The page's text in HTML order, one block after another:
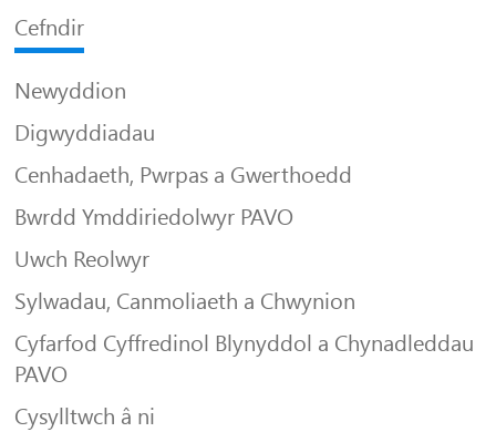
Cefndir
Newyddion
Digwyddiadau
Cenhadaeth, Pwrpas a Gwerthoedd
Bwrdd Ymddiriedolwyr PAVO
Uwch Reolwyr
Sylwadau, Canmoliaeth a Chwynion
Cyfarfod Cyffredinol Blynyddol a Chynadleddau
PAVO
Cysylltwch â ni